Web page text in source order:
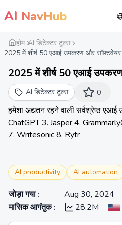
AI NavHub
होम AI डिटेक्टर टूल्स
2025 में शीर्ष 50 एआई उपकरण और
2025 में शीर्ष 50 एआई
OpenAI GPT-52.
Copilot4. IBM Watson5.
Jasper AI7. Canva
Grammarly10. DALL-E
Synthesia17.
Zoho Zia24. Salesforce
Chatbot.com27.
AI डिटेक्टर टूल्स 0
हमेशा अद्यतन रहने वाली सर्वश्रेष्ठ एआई उपकरणों
ChatGPT 3. Jasper 4. GrammarlyGo 5. Copy.ai 6. Wordtune
7. Writesonic 8. Rytr
AI productivity AI automation
जोड़ा गया:
Aug 30, 2024
मासिक आगंतुक: 28.2M